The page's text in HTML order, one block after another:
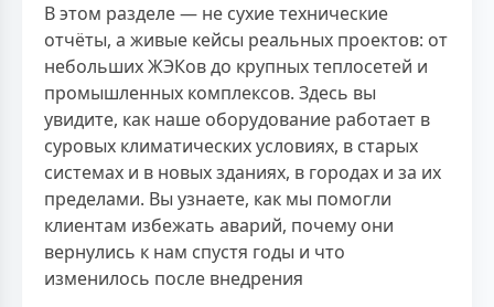
В этом разделе — не сухие технические
отчёты, а живые кейсы реальных проектов: от
небольших ЖЭКов до крупных теплосетей и
промышленных комплексов. Здесь вы
увидите, как наше оборудование работает в
суровых климатических условиях, в старых
системах и в новых зданиях, в городах и за их
пределами. Вы узнаете, как мы помогли
клиентам избежать аварий, почему они
вернулись к нам спустя годы и что
изменилось после внедрения